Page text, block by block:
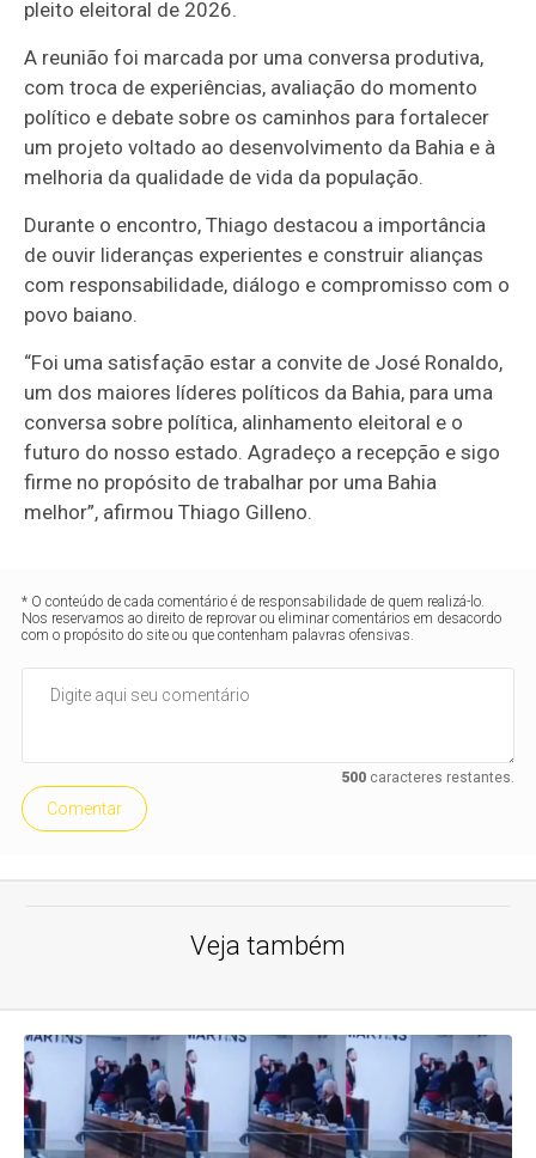
pleito eleitoral de 2026.
A reunião foi marcada por uma conversa produtiva,
com troca de experiências, avaliação do momento
político e debate sobre os caminhos para fortalecer
um projeto voltado ao desenvolvimento da Bahia e à
melhoria da qualidade de vida da população.
Durante o encontro, Thiago destacou a importância
de ouvir lideranças experientes e construir alianças
com responsabilidade, diálogo e compromisso com o
povo baiano.
“Foi uma satisfação estar a convite de José Ronaldo,
um dos maiores líderes políticos da Bahia, para uma
conversa sobre política, alinhamento eleitoral e o
futuro do nosso estado. Agradeço a recepção e sigo
firme no propósito de trabalhar por uma Bahia
melhor”, afirmou Thiago Gilleno.
* O conteúdo de cada comentário é de responsabilidade de quem realizá-lo.
Nos reservamos ao direito de reprovar ou eliminar comentários em desacordo
com o propósito do site ou que contenham palavras ofensivas.
500caracteres restantes.
Comentar
Veja também